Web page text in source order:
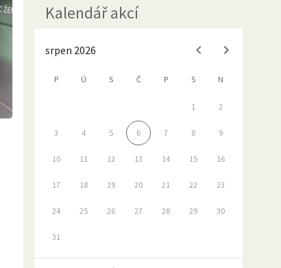
Kalendář akcí
srpen 2026
P Ú S Č P S N
1 2
3 4 5 6 7 8 9
10 11 12 13 14 15 16
17 18 19 20 21 22 23
24 25 26 27 28 29 30
31